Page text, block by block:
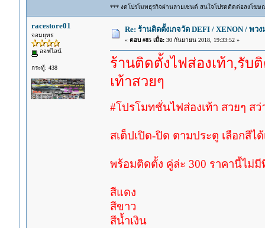
*** งดโปรโมทธุรกิจผ่านลายเซนต์ สนใจโปรดติดต่อลงโฆษ
racestore01
จอมยุทธ
ออฟไลน์
กระทู้: 438
Re: ร้านติดตั้งเกจวัด DEFI / XENON / พว
« ตอบ #85 เมื่อ:30 กันยายน 2018, 19:33:52 »
ร้านติดตั้งไฟส่องเท้า,รับ
เท้าสวยๆ
#โปรโมทชั่นไฟส่องเท้า สวยๆ ส
สเต็ปเปิด-ปิด ตามประตู เลือกสีได้
พร้อมติดตั้ง คู่ล่ะ 300 ราคานี้ไม่
สีแดง
สีขาว
สีน้ำเงิน